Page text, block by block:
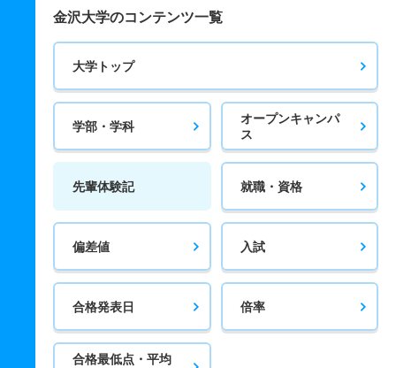
金沢大学のコンテンツ一覧
大学トップ
学部・学科
オープンキャンパ
ス
先輩体験記 就職・資格
偏差値 入試
合格発表日 倍率
合格最低点・平均